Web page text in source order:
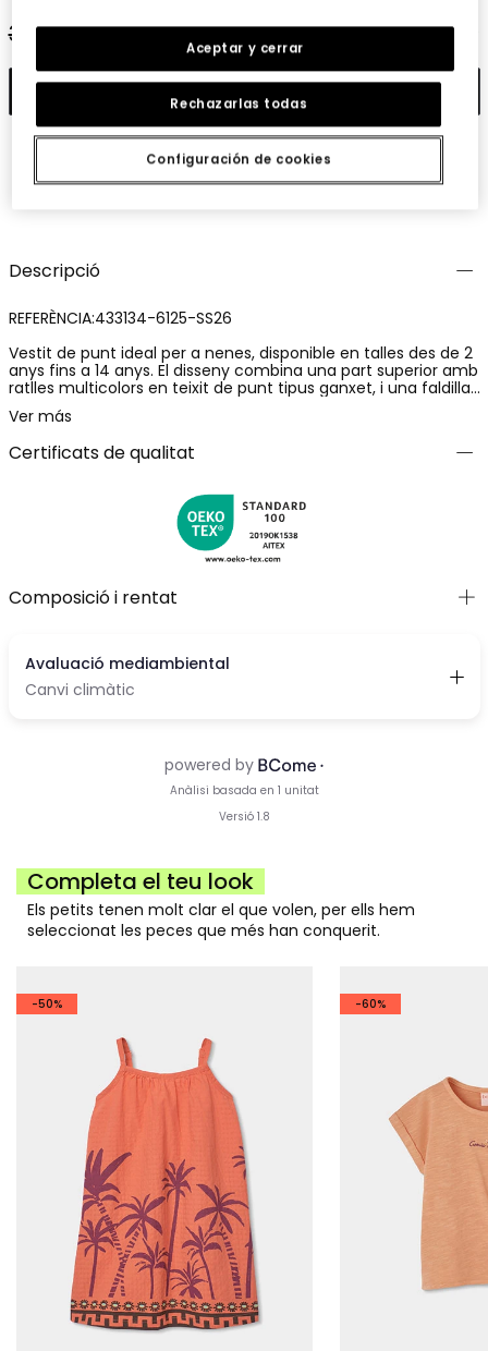
39,95 € 19,95 €
Afegir
Descripció
REFERÈNCIA:433134-6125-SS26
Vestit de punt ideal per a nenes, disponible en talles des de 2
anys fins a 14 anys. El disseny combina una part superior amb
ratlles multicolors en teixit de punt tipus ganxet, i una faldilla
de punt llis en to pruna. El top té tirants prims, és perfecte per
a dies càlids, ofereix comoditat i estil. El material lleuger i
transpirable el fa ideal per combinar amb jaquetes lleugeres
o accessoris colorits, perfecte per a ocasions casuals o més
guarda-roba de qualsevol nena.
Ver más
Certificats de qualitat
Composició i rentat
Completa el teu look
Els petits tenen molt clar el que volen, per ells hem
seleccionat les peces que més han conquerit.
-50% -60%
Configuración de cookies
Rechazarlas todas
Aceptar y cerrar